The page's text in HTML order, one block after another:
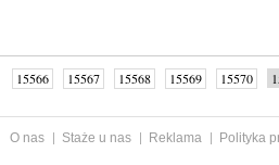
15566 15567 15568 15569 15570
O nas Staże u nas Reklama
Polityka